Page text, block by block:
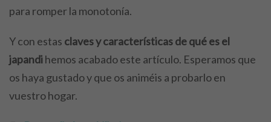
para romper la monotonía.
Y con estas claves y características de qué es el
japandihemos acabado este artículo. Esperamos que
os haya gustado y que os animéis a probarlo en
vuestro hogar.